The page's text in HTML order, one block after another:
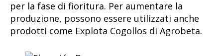
per la fase di fioritura. Per aumentare la
produzione, possono essere utilizzati anche
prodotti come Explota Cogollos di Agrobeta.